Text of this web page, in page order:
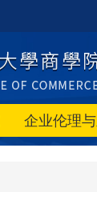
企业伦理